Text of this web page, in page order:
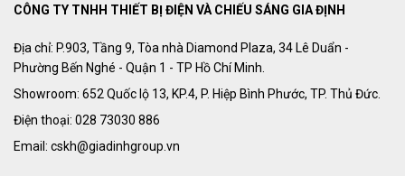
CÔNG TY TNHH THIẾT BỊ ĐIỆN VÀ CHIẾU SÁNG GIA ĐỊNH
Địa chỉ: P.903, Tầng 9, Tòa nhà Diamond Plaza, 34 Lê Duẩn -
Phường Bến Nghé - Quận 1 - TP Hồ Chí Minh.
Showroom: 652 Quốc lộ 13, KP.4, P. Hiệp Bình Phước, TP. Thủ Đức.
Điện thoại: 028 73030 886
Email: cskh@giadinhgroup.vn